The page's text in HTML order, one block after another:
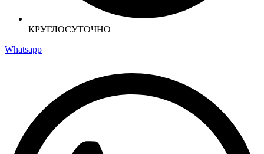
КРУГЛОСУТОЧНО
Whatsapp